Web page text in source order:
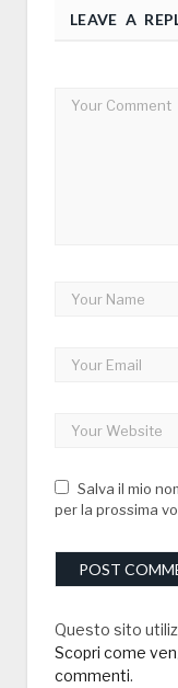
LEAVE A
Salva il mio
per la prossima
Questo sito
Scopri come
commenti.